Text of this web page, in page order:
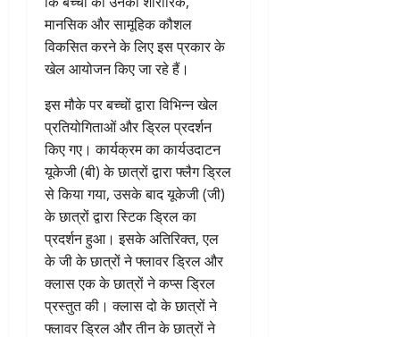
मानसिक और सामूहिक कौशल
विकसित करने के लिए इस प्रकार के
खेल आयोजन किए जा रहे हैं।
इस मौके पर बच्चों द्वारा विभिन्न खेल
प्रतियोगिताओं और ड्रिल प्रदर्शन
किए गए। कार्यक्रम का कार्यउदाटन
यूकेजी (बी) के छात्रों द्वारा फ्लैग ड्रिल
से किया गया, उसके बाद यूकेजी (जी)
के छात्रों द्वारा स्टिक ड्रिल का
प्रदर्शन हुआ। इसके अतिरिक्त, एल
के जी के छात्रों ने फ्लावर ड्रिल और
क्लास एक के छात्रों ने कप्स ड्रिल
प्रस्तुत की। क्लास दो के छात्रों ने
फ्लावर ड्रिल और तीन के छात्रों ने